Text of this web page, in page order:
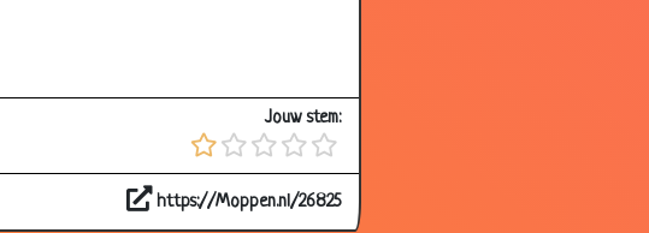
Jouw stem:
https://Moppen.nl/26825
3.72